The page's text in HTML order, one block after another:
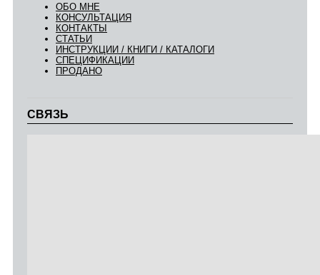
ОБО МНЕ
КОНСУЛЬТАЦИЯ
КОНТАКТЫ
СТАТЬИ
ИНСТРУКЦИИ / КНИГИ / КАТАЛОГИ
СПЕЦИФИКАЦИИ
ПРОДАНО
СВЯЗЬ